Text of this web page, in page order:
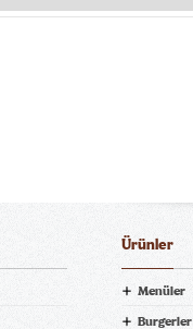
Ürünler
Menüler
Burgerler